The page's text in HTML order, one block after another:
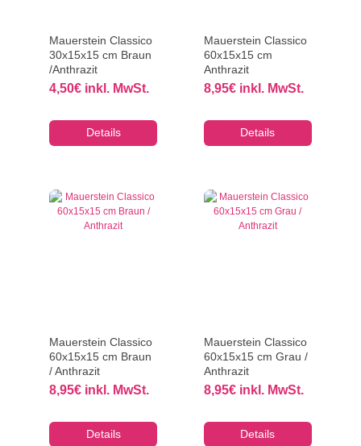
Mauerstein Classico
30x15x15 cm Braun
/Anthrazit
4,50€ inkl. MwSt.
Details
Mauerstein Classico
60x15x15 cm
Anthrazit
8,95€ inkl. MwSt.
Details
Mauerstein Classico
60x15x15 cm Braun
/ Anthrazit
8,95€ inkl. MwSt.
Details
Mauerstein Classico
60x15x15 cm Grau /
Anthrazit
8,95€ inkl. MwSt.
Details